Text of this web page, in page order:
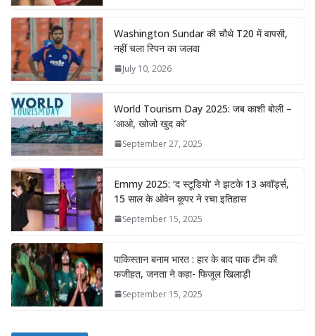
Washington Sundar की चौथे T20 में वापसी,
नहीं चला स्पिन का जलवा
July 10, 2026
World Tourism Day 2025: जब काशी बोली –
‘आओ, खोजो खुद को’
September 27, 2025
Emmy 2025: ‘द स्टूडियो’ ने झटके 13 अवॉर्ड्स,
15 साल के ओवेन कूपर ने रचा इतिहास
September 15, 2025
पाकिस्तान बनाम भारत : हार के बाद पाक टीम की
फजीहत, जनता ने कहा- फिजूल खिलाड़ी
September 15, 2025